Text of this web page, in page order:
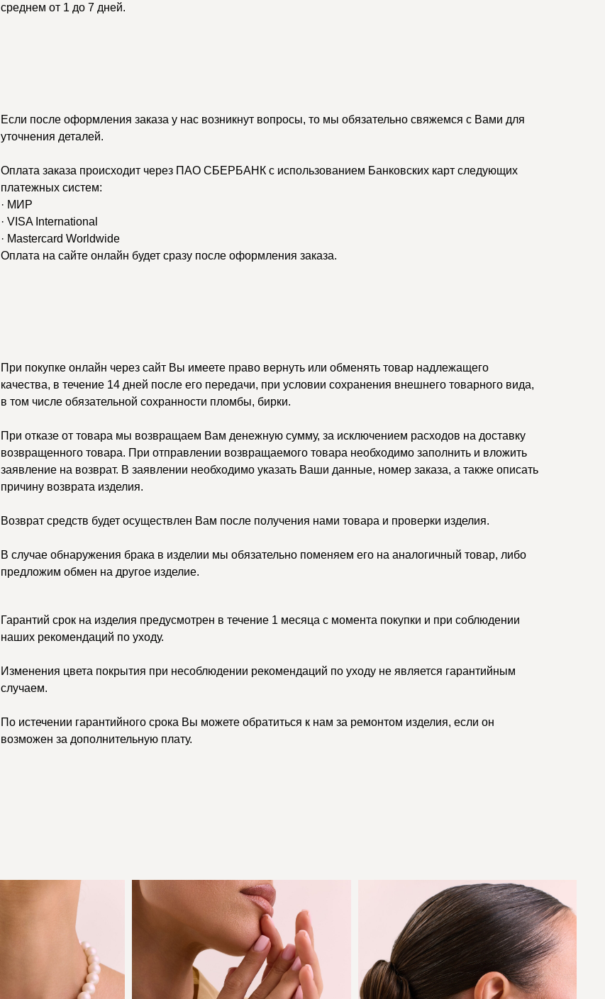
среднем от 1 до 7 дней.
Если после оформления заказа у нас возникнут вопросы, то мы обязательно свяжемся с Вами для
уточнения деталей.
Оплата заказа происходит через ПАО СБЕРБАНК с использованием Банковских карт следующих
платежных систем:
· МИР
· VISA International
· Mastercard Worldwide
Оплата на сайте онлайн будет сразу после оформления заказа.
При покупке онлайн через сайт Вы имеете право вернуть или обменять товар надлежащего
качества, в течение 14 дней после его передачи, при условии сохранения внешнего товарного вида,
в том числе обязательной сохранности пломбы, бирки.
При отказе от товара мы возвращаем Вам денежную сумму, за исключением расходов на доставку
возвращенного товара. При отправлении возвращаемого товара необходимо заполнить и вложить
заявление на возврат. В заявлении необходимо указать Ваши данные, номер заказа, а также описать
причину возврата изделия.
Возврат средств будет осуществлен Вам после получения нами товара и проверки изделия.
В случае обнаружения брака в изделии мы обязательно поменяем его на аналогичный товар, либо
предложим обмен на другое изделие.
Гарантий срок на изделия предусмотрен в течение 1 месяца с момента покупки и при соблюдении
наших рекомендаций по уходу.
Изменения цвета покрытия при несоблюдении рекомендаций по уходу не является гарантийным
случаем.
По истечении гарантийного срока Вы можете обратиться к нам за ремонтом изделия, если он
возможен за дополнительную плату.